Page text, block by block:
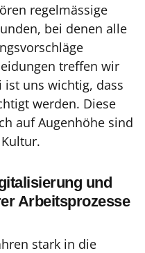
regelmässige
bei denen alle
treffen wir
uns wichtig, dass
werden. Diese
auf Augenhöhe sind
und
Arbeitsprozesse
stark in die